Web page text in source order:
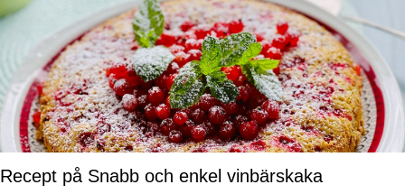
Recept på Snabb och enkel vinbärskaka